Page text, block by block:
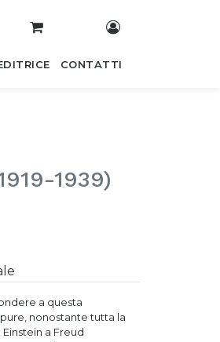
CONTATTI
1939)
a questa
nonostante tutta la
a Freud